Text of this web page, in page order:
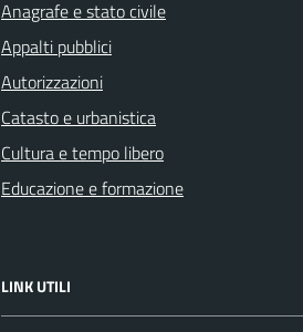
Anagrafe e stato civile
Appalti pubblici
Autorizzazioni
Catasto e urbanistica
Cultura e tempo libero
Educazione e formazione
LINK UTILI